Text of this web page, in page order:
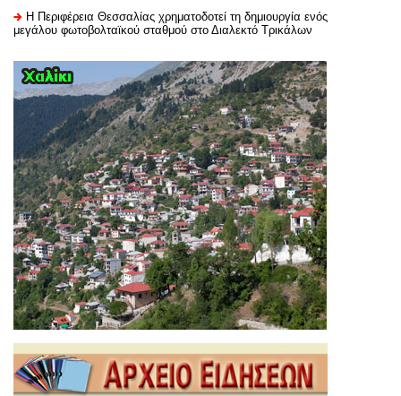
H Περιφέρεια Θεσσαλίας χρηματοδοτεί τη δημιουργία ενός
μεγάλου φωτοβολταϊκού σταθμού στο Διαλεκτό Τρικάλων